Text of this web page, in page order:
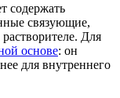
содержать
связующие,
Для
основе: он
для внутреннего